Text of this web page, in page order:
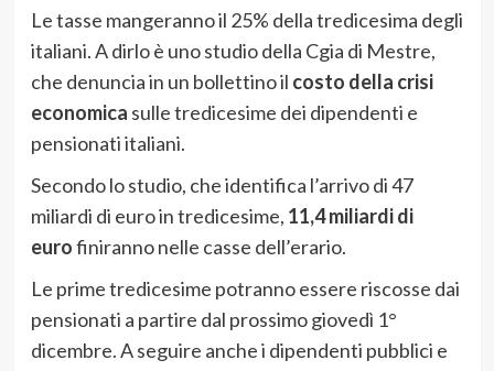
Le tasse mangeranno il 25% della tredicesima degli
italiani. A dirlo è uno studio della Cgia di Mestre,
che denuncia in un bollettino il costo della crisi
economica sulle tredicesime dei dipendenti e
pensionati italiani.
Secondo lo studio, che identifica l’arrivo di 47
miliardi di euro in tredicesime, 11,4 miliardi di
eurofiniranno nelle casse dell’erario.
Le prime tredicesime potranno essere riscosse dai
pensionati a partire dal prossimo giovedì 1°
dicembre. A seguire anche i dipendenti pubblici e